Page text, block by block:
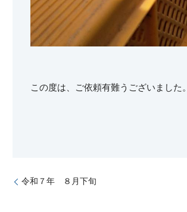
この度は、ご依頼有難うございました。
令和７年 ８月下旬